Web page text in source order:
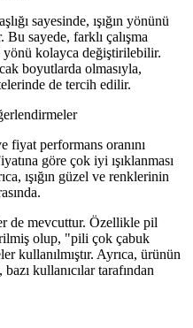
sayesinde, ışığın yönünü
sayede, farklı çalışma
yönü kolayca değiştirilebilir.
boyutlarda olmasıyla,
de tercih edilir.
fiyat performans oranını
göre çok iyi ışıklanması
ışığın güzel ve renklerinin
de mevcuttur. Özellikle pil
olup, "pili çok çabuk
kullanılmıştır. Ayrıca, ürünün
kullanıcılar tarafından